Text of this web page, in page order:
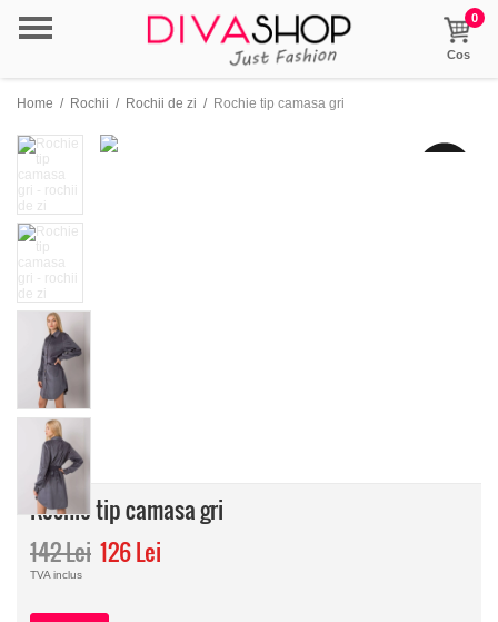
0
Cos
Home / Rochii / Rochii de zi / Rochie tip camasa gri
Rochie tip camasa gri
142 Lei 126 Lei
TVA inclus